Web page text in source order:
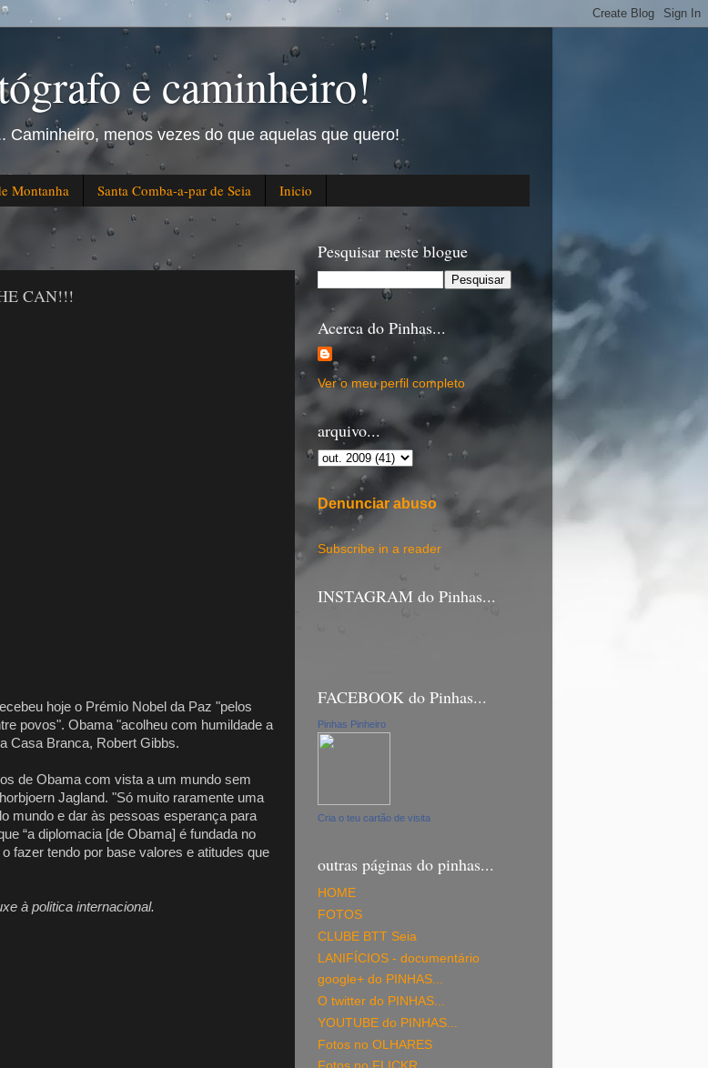
e caminheiro!
menos vezes do que aquelas que quero!
Montanha Santa Comba-a-par de Seia Inicio
CAN!!!
hoje o Prémio Nobel da Paz "pelos
povos". Obama "acolheu com humildade a
Casa Branca, Robert Gibbs.
de Obama com vista a um mundo sem
Jagland. "Só muito raramente uma
mundo e dar às pessoas esperança para
“a diplomacia [de Obama] é fundada no
fazer tendo por base valores e atitudes que
à politica internacional.
Pesquisar neste blogue
Acerca do Pinhas...
Ver o meu perfil completo
arquivo...
Denunciar abuso
Subscribe in a reader
INSTAGRAM do Pinhas...
FACEBOOK do Pinhas...
Pinhas Pinheiro
Cria o teu cartão de visita
outras páginas do pinhas...
HOME
FOTOS
CLUBE BTT Seia
LANIFÍCIOS - documentário
google+ do PINHAS...
O twitter do PINHAS...
YOUTUBE do PINHAS...
Fotos no OLHARES